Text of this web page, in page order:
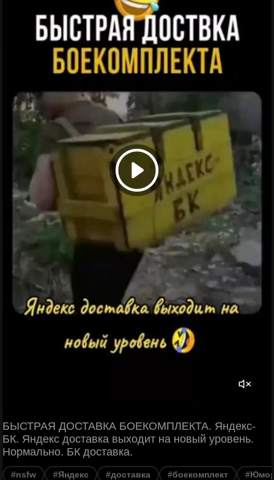
БЫСТРАЯ ДОСТАВКА БОЕКОМПЛЕКТА. Яндекс-
БК. Яндекс доставка выходит на новый уровень.
Нормально. БК доставка.
#nsfw #Яндекс #доставка #боекомплект